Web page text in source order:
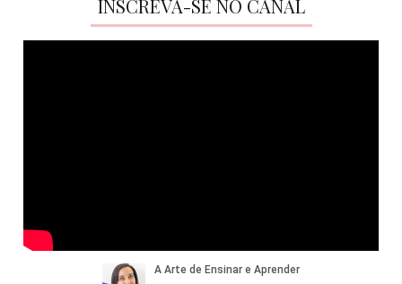
INSCREVA-SE NO CANAL